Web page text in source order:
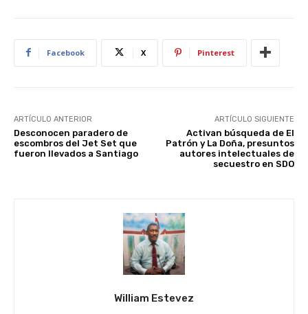
Facebook X Pinterest
ARTÍCULO ANTERIOR
Desconocen paradero de
escombros del Jet Set que
fueron llevados a Santiago
ARTÍCULO SIGUIENTE
Activan búsqueda de El
Patrón y La Doña, presuntos
autores intelectuales de
secuestro en SDO
William Estevez